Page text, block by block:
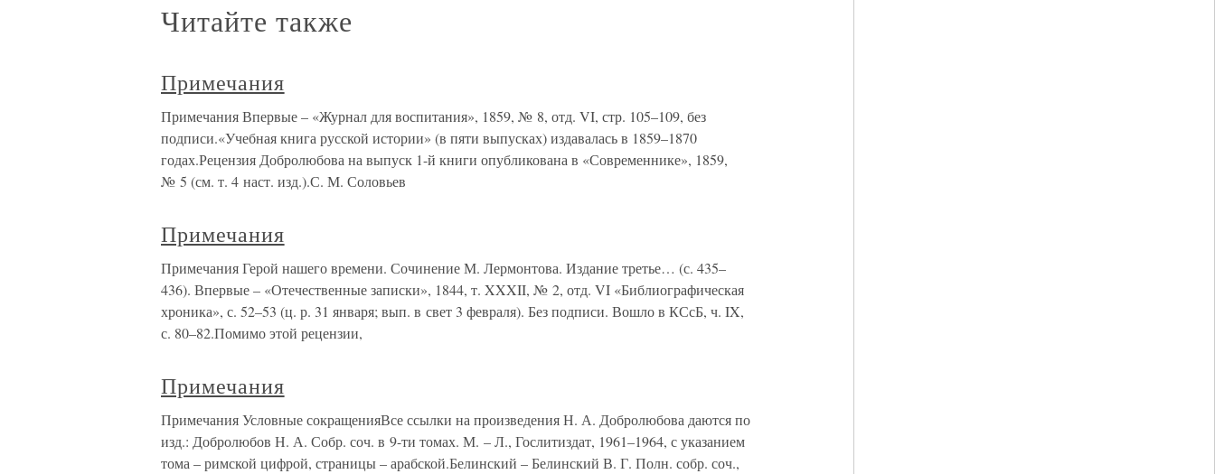
Читайте также
Примечания
Примечания Впервые – «Журнал для воспитания», 1859, № 8, отд. VI, стр. 105–109, без
подписи.«Учебная книга русской истории» (в пяти выпусках) издавалась в 1859–1870
годах.Рецензия Добролюбова на выпуск 1-й книги опубликована в «Современнике», 1859,
№ 5 (см. т. 4 наст. изд.).С. М. Соловьев
Примечания
Примечания Герой нашего времени. Сочинение М. Лермонтова. Издание третье… (с. 435–
436). Впервые – «Отечественные записки», 1844, т. XXXII, № 2, отд. VI «Библиографическая
хроника», с. 52–53 (ц. р. 31 января; вып. в свет 3 февраля). Без подписи. Вошло в КСсБ, ч. IX,
с. 80–82.Помимо этой рецензии,
Примечания
Примечания Условные сокращенияВсе ссылки на произведения Н. А. Добролюбова даются по
изд.: Добролюбов Н. А. Собр. соч. в 9-ти томах. М. – Л., Гослитиздат, 1961–1964, с указанием
тома – римской цифрой, страницы – арабской.Белинский – Белинский В. Г. Полн. собр. соч.,